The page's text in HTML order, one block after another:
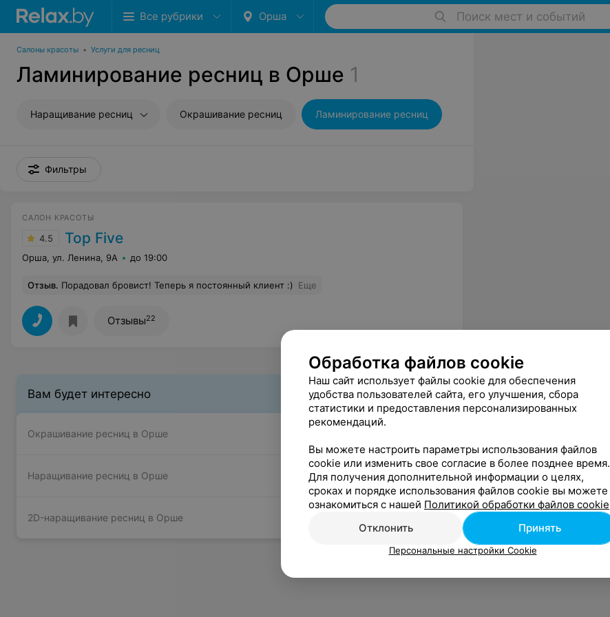
Все рубрики Орша Поиск мест и событий
Салоны красоты • Услуги для ресниц
Ламинирование ресниц в Орше 1
Наращивание ресниц Окрашивание ресниц Ламинирование ресниц
Фильтры
САЛОН КРАСОТЫ
4.5 Top Five
Орша, ул. Ленина, 9А до 19:00
Отзыв. Порадовал бровист! Теперь я постоянный клиент :) Еще
Отзывы22
Вам будет интересно
Окрашивание ресниц в Орше
Наращивание ресниц в Орше
2D-наращивание ресниц в Орше
Обработка файлов cookie
Наш сайт использует файлы cookie для обеспечения
удобства пользователей сайта, его улучшения, сбора
статистики и предоставления персонализированных
рекомендаций.
Вы можете настроить параметры использования файлов
cookie или изменить свое согласие в более позднее время.
Для получения дополнительной информации о целях,
сроках и порядке использования файлов cookie вы можете
ознакомиться с нашей Политикой обработки файлов cookie
Отклонить
Принять
Персональные настройки Cookie